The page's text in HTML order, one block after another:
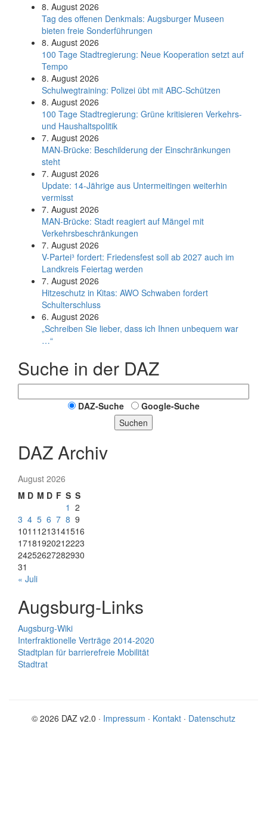
8. August 2026
Tag des offenen Denkmals: Augsburger Museen
bieten freie Sonderführungen
8. August 2026
100 Tage Stadtregierung: Neue Kooperation setzt auf
Tempo
8. August 2026
Schul­weg­trai­ning: Poli­zei übt mit ABC-Schüt­zen
8. August 2026
100 Tage Stadtregierung: Grüne kritisieren Verkehrs-
und Haushaltspolitik
7. August 2026
MAN-Brücke: Beschilderung der Einschränkungen
steht
7. August 2026
Update: 14-Jährige aus Untermeitingen weiterhin
vermisst
7. August 2026
MAN-Brücke: Stadt reagiert auf Mängel mit
Verkehrsbeschränkungen
7. August 2026
V-Partei­³ fordert: Friedens­fest soll ab 2027 auch im
Land­kreis Feier­tag werden
7. August 2026
Hitzeschutz in Kitas: AWO Schwaben fordert
Schulterschluss
6. August 2026
„Schreiben Sie lieber, dass ich Ihnen unbequem war
…“
Suche in der DAZ
DAZ-Suche
Google-Suche
Suchen
DAZ Archiv
August 2026
M D M D F S S
1 2
3 4 5 6 7 8 9
1011 1213141516
17181920212223
24252627282930
31
« Juli
Augsburg-Links
Augsburg-Wiki
Interfraktionelle Verträge 2014-2020
Stadtplan für barrierefreie Mobilität
Stadtrat
© 2026 DAZ v2.0 · Impressum · Kontakt · Datenschutz